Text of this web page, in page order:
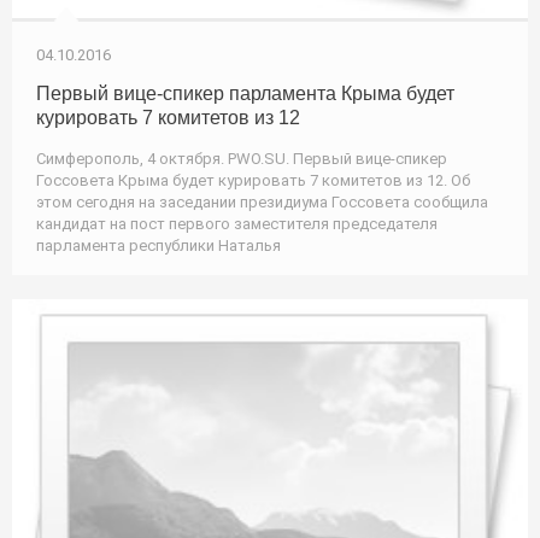
04.10.2016
Первый вице-спикер парламента Крыма будет
курировать 7 комитетов из 12
Симферополь, 4 октября. PWO.SU. Первый вице-спикер
Госсовета Крыма будет курировать 7 комитетов из 12. Об
этом сегодня на заседании президиума Госсовета сообщила
кандидат на пост первого заместителя председателя
парламента республики Наталья